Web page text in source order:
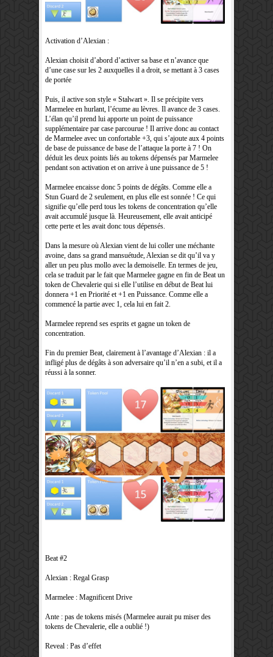
Activation d’Alexian :
Alexian choisit d’abord d’activer sa base et n’avance que
d’une case sur les 2 auxquelles il a droit, se mettant à 3 cases
de portée
Puis, il active son style « Stalwart ». Il se précipite vers
Marmelee en hurlant, l’écume au lèvres. Il avance de 3 cases.
L’élan qu’il prend lui apporte un point de puissance
supplémentaire par case parcourue ! Il arrive donc au contact
de Marmelee avec un confortable +3, qui s’ajoute aux 4 points
de base de puissance de base de l’attaque la porte à 7 ! On
déduit les deux points liés au tokens dépensés par Marmelee
pendant son activation et on arrive à une puissance de 5 !
Marmelee encaisse donc 5 points de dégâts. Comme elle a
Stun Guard de 2 seulement, en plus elle est sonnée ! Ce qui
signifie qu’elle perd tous les tokens de concentration qu’elle
avait accumulé jusque là. Heureusement, elle avait anticipé
cette perte et les avait donc tous dépensés.
Dans la mesure où Alexian vient de lui coller une méchante
avoine, dans sa grand mansuétude, Alexian se dit qu’il va y
aller un peu plus mollo avec la demoiselle. En termes de jeu,
cela se traduit par le fait que Marmelee gagne en fin de Beat un
token de Chevalerie qui si elle l’utilise en début de Beat lui
donnera +1 en Priorité et +1 en Puissance. Comme elle a
commencé la partie avec 1, cela lui en fait 2.
Marmelee reprend ses esprits et gagne un token de
concentration.
Fin du premier Beat, clairement à l’avantage d’Alexian : il a
infligé plus de dégâts à son adversaire qu’il n’en a subi, et il a
réussi à la sonner.
Beat #2
Alexian : Regal Grasp
Marmelee : Magnificent Drive
Ante : pas de tokens misés (Marmelee aurait pu miser des
tokens de Chevalerie, elle a oublié !)
Reveal : Pas d’effet